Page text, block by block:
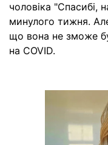
чоловіка "Спасибі,
минулого тижня.
що вона не зможе
на COVID.